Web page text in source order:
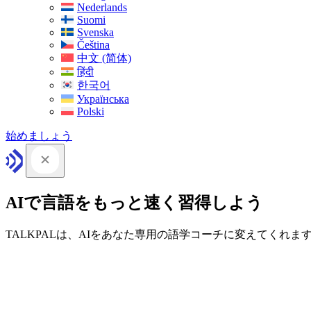
Nederlands
Suomi
Svenska
Čeština
中文 (简体)
हिंदी
한국어
Українська
Polski
始めましょう
AIで言語をもっと速く習得しよう
TALKPALは、AIをあなた専用の語学コーチに変えてくれま